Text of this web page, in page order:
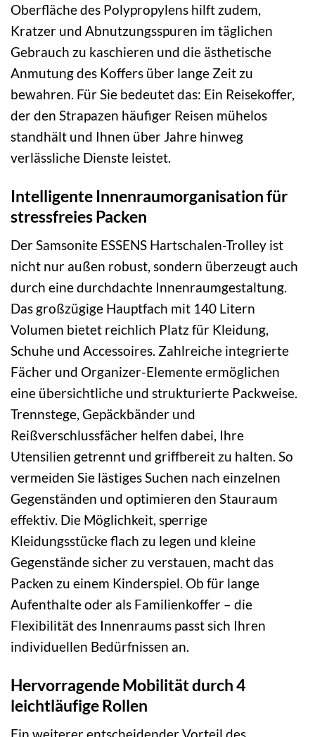
Oberfläche des Polypropylens hilft zudem,
Kratzer und Abnutzungsspuren im täglichen
Gebrauch zu kaschieren und die ästhetische
Anmutung des Koffers über lange Zeit zu
bewahren. Für Sie bedeutet das: Ein Reisekoffer,
der den Strapazen häufiger Reisen mühelos
standhält und Ihnen über Jahre hinweg
verlässliche Dienste leistet.
Intelligente Innenraumorganisation für
stressfreies Packen
Der Samsonite ESSENS Hartschalen-Trolley ist
nicht nur außen robust, sondern überzeugt auch
durch eine durchdachte Innenraumgestaltung.
Das großzügige Hauptfach mit 140 Litern
Volumen bietet reichlich Platz für Kleidung,
Schuhe und Accessoires. Zahlreiche integrierte
Fächer und Organizer-Elemente ermöglichen
eine übersichtliche und strukturierte Packweise.
Trennstege, Gepäckbänder und
Reißverschlussfächer helfen dabei, Ihre
Utensilien getrennt und griffbereit zu halten. So
vermeiden Sie lästiges Suchen nach einzelnen
Gegenständen und optimieren den Stauraum
effektiv. Die Möglichkeit, sperrige
Kleidungsstücke flach zu legen und kleine
Gegenstände sicher zu verstauen, macht das
Packen zu einem Kinderspiel. Ob für lange
Aufenthalte oder als Familienkoffer – die
Flexibilität des Innenraums passt sich Ihren
individuellen Bedürfnissen an.
Hervorragende Mobilität durch 4
leichtläufige Rollen